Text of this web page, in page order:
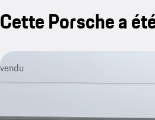
Cette Porsche a
vendu